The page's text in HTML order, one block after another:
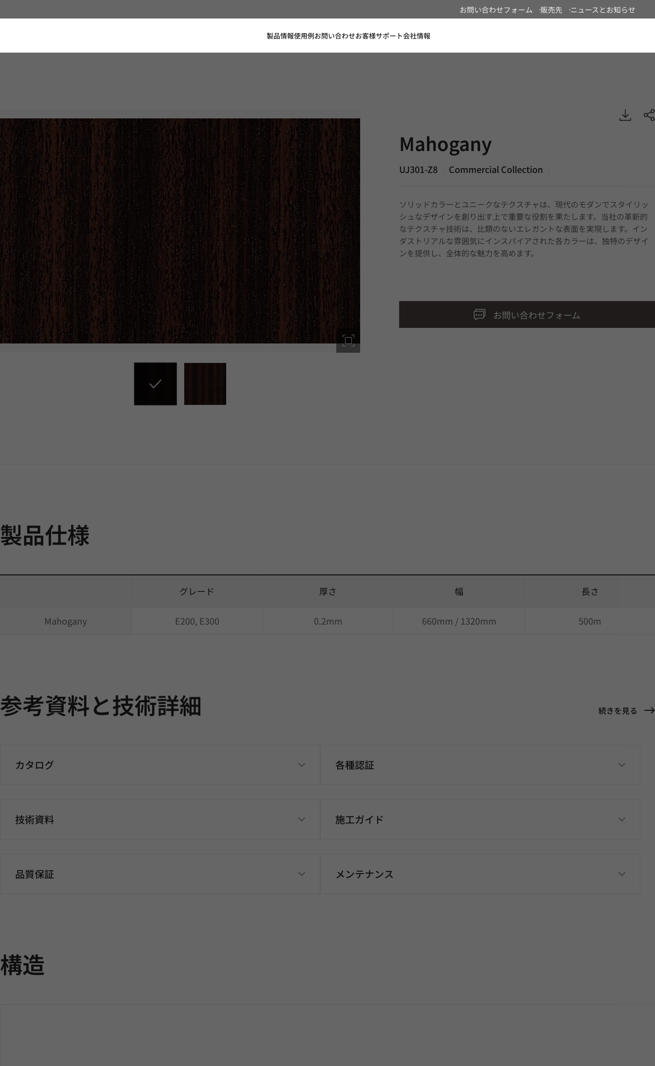
お問い合わせフォーム 販売先 ニュースとお知らせ
製品情報使用例お問い合わせお客様サポート会社情報
Mahogany
UJ301-Z8 Commercial Collection
ソリッドカラーとユニークなテクスチャは、現代のモダンでスタイリッ
シュなデザインを創り出す上で重要な役割を果たします。当社の革新的
なテクスチャ技術は、比類のないエレガントな表面を実現します。イン
ダストリアルな雰囲気にインスパイアされた各カラーは、独特のデザイ
ンを提供し、全体的な魅力を高めます。
お問い合わせフォーム
製品仕様
グレード 厚さ 幅 長さ
Mahogany E200, E300 0.2mm 660mm / 1320mm 500m
参考資料と技術詳細 続きを見る
カタログ
技術資料
品質保証
各種認証
施工ガイド
メンテナンス
構造